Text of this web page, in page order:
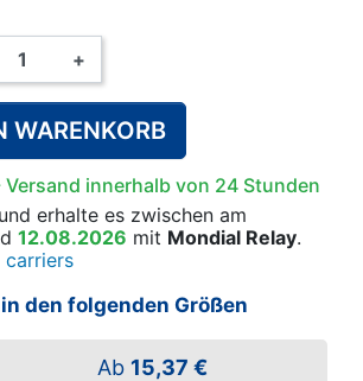
+
WARENKORB
Versand innerhalb von 24 Stunden
und erhalte es zwischen am
12.08.2026 mit Mondial Relay.
carriers
den folgenden Größen
Ab 15,37 €